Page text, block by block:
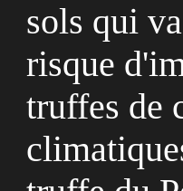
sols qui
risque
truffes de